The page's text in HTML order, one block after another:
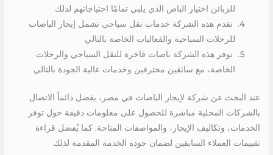
للزبائن اختيار الباص الذي يلبي تمامًا احتياجاتهم لذلك
تقدم هذه الشركة خدمات نقل سياحي تشمل إيجار الباصات
للرحلات السياحية والفعاليات الخاصة بالتالي
توفر هذه الشركة باصات فاخرة للنقل السياحي والرحلات
الخاصة، مع سائقين محترفين وخدمات عالية الجودة بالتالي
عند البحث عن شركة لإيجار الباصات في مصر، يفضل دائماً الاتصال
بالشركات المحلية مباشرة للحصول على معلومات دقيقة حول توفر
الخدمات، وتكاليف الإيجار، والمواصفات المتاحة. كما يُفضل قراءة
تقييمات العملاء السابقين لضمان جودة الخدمة المقدمة لذلك